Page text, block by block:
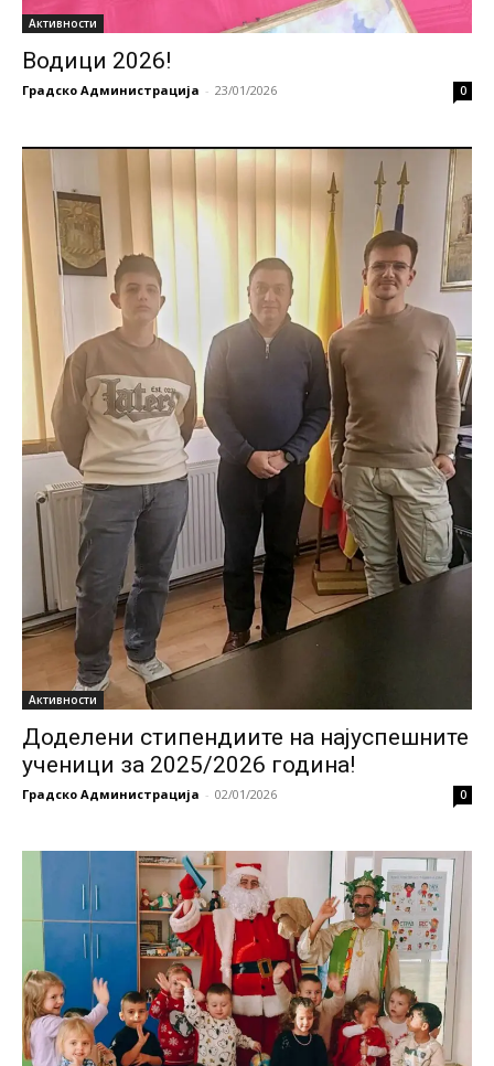
Активности
Водици 2026!
Градско Администрација - 23/01/2026 0
Активности
Доделени стипендиите на најуспешните
ученици за 2025/2026 година!
Градско Администрација - 02/01/2026 0